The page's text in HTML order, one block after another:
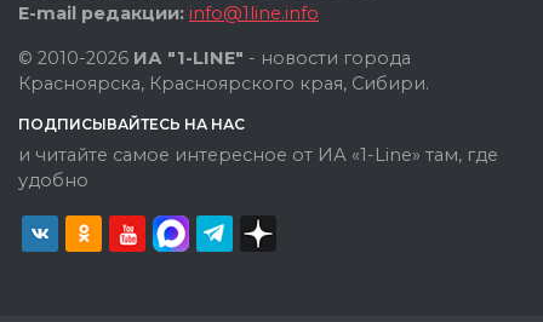
E-mail редакции: info@1line.info
© 2010-2026 ИА "1-LINE" - новости города
Красноярска, Красноярского края, Сибири.
ПОДПИСЫВАЙТЕСЬ НА НАС
и читайте самое интересное от ИА «1-Line» там, где
удобно